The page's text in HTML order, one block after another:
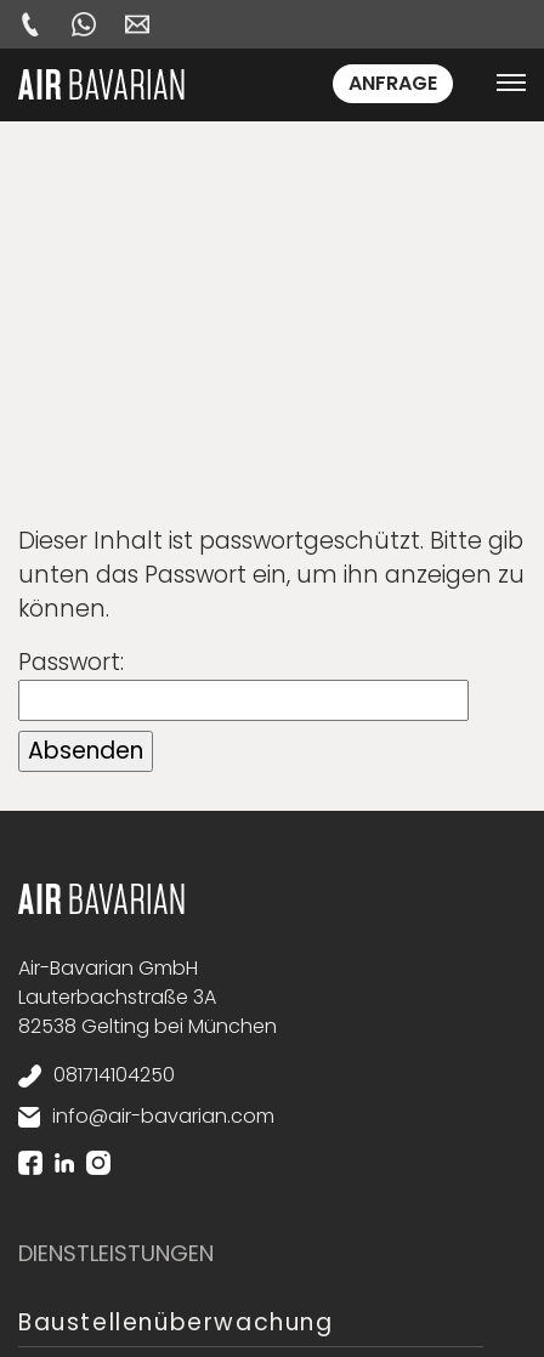
ANFRAGE
Dieser Inhalt ist passwortgeschützt. Bitte gib
unten das Passwort ein, um ihn anzeigen zu
können.
Passwort:
Air-Bavarian GmbH
Lauterbachstraße 3A
82538 Gelting bei München
081714104250
info@air-bavarian.com
DIENSTLEISTUNGEN
Baustellenüberwachung